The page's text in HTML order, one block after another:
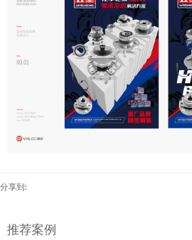
分享到:
推荐案例